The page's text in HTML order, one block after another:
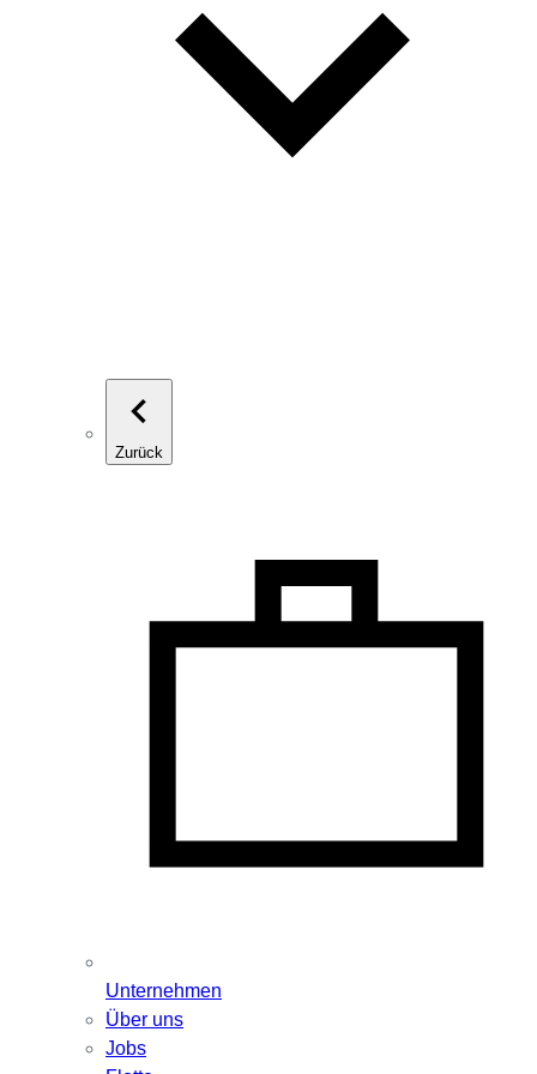
Zurück
Unternehmen
Über uns
Jobs